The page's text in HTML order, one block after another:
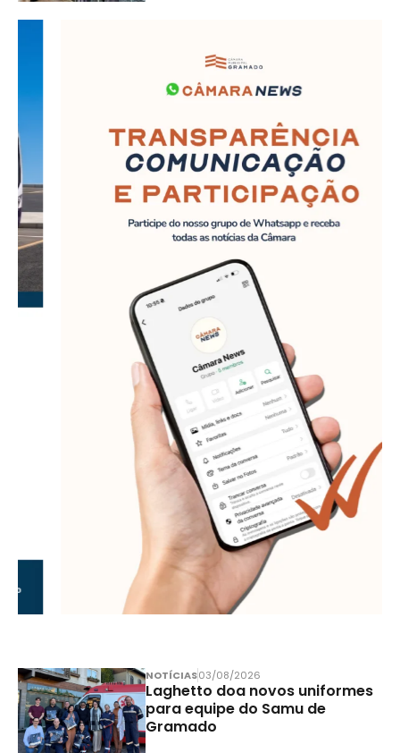
NOTÍCIAS03/08/2026
Laghetto doa novos uniformes
para equipe do Samu de
Gramado